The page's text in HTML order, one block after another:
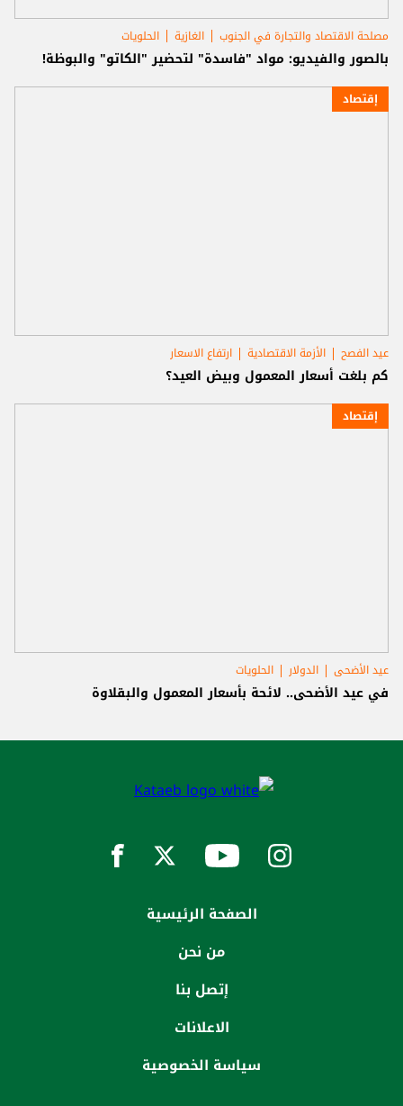
مصلحة الاقتصاد والتجارة في الجنوب الغازية الحلويات
بالصور والفيديو: مواد "فاسدة" لتحضير "الكاتو" والبوظة!
إقتصاد
عيد الفصح الأزمة الاقتصادية ارتفاع الاسعار
كم بلغت أسعار المعمول وبيض العيد؟
إقتصاد
عيد الأضحى الدولار الحلويات
في عيد الأضحى.. لائحة بأسعار المعمول والبقلاوة
الصفحة الرئيسية
من نحن
إتصل بنا
الاعلانات
سياسة الخصوصية